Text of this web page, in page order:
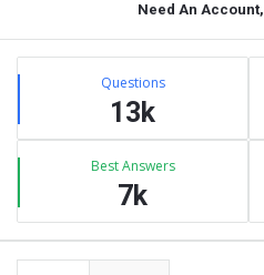
Need An Account,
Sidebar
Stats Questions
13k
Best Answers
7k